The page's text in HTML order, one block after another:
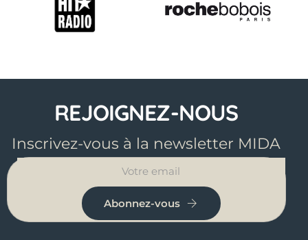
REJOIGNEZ-NOUS
Inscrivez-vous à la newsletter MIDA
Abonnez-vous